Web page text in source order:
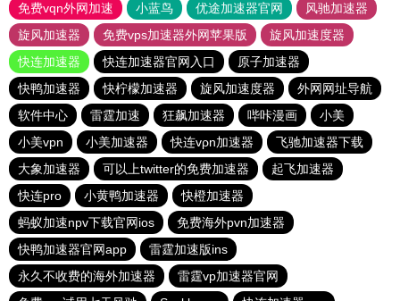
免费vqn外网加速
小蓝鸟 优途加速器官网
风驰加速器
旋风加速器
免费vps加速器外网苹果版
旋风加速度器
快连加速器
快连加速器官网入口
原子加速器
快鸭加速器
快柠檬加速器 旋风加速度器
外网网址导航
软件中心
雷霆加速 狂飙加速器 哔咔漫画
小美
小美vpn
小美加速器 快连vρn加速器
飞驰加速器下载
大象加速器
可以上twitter的免费加速器
起飞加速器
快连pro
小黄鸭加速器
快橙加速器
蚂蚁加速npv下载官网ios
免费海外pvn加速器
快鸭加速器官网app
雷霆加速版ins
永久不收费的海外加速器
雷霆vp加速器官网